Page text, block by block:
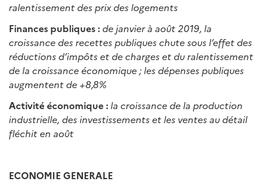
ralentissement des prix des logements
Finances publiques :de janvier à août 2019, la
croissance des recettes publiques chute sous l’effet des
réductions d’impôts et de charges et du ralentissement
de la croissance économique ; les dépenses publiques
augmentent de +8,8%
Activité économique : la croissance de la production
industrielle, des investissements et les ventes au détail
fléchit en août
ECONOMIE GENERALE